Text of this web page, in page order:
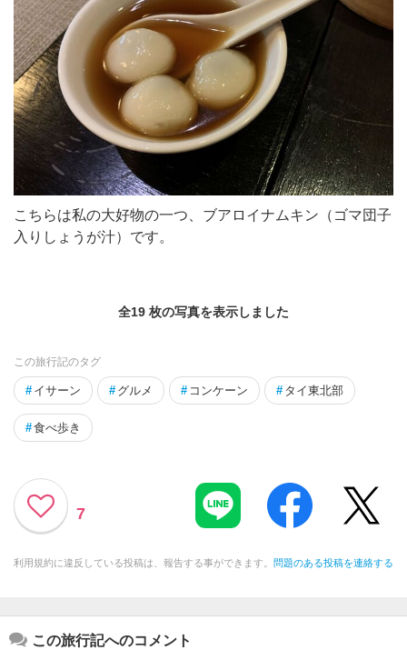
こちらは私の大好物の一つ、ブアロイナムキン（ゴマ団子
入りしょうが汁）です。
全19 枚の写真を表示しました
この旅行記のタグ
# イサーン # グルメ # コンケーン # タイ東北部
#食べ歩き
7
利用規約に違反している投稿は、報告する事ができます。 問題のある投稿を連絡する
この旅行記へのコメント